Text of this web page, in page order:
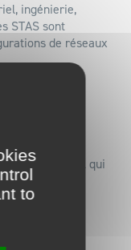
ingénierie,
STAS sont
de réseaux
un matériel qui
des
to